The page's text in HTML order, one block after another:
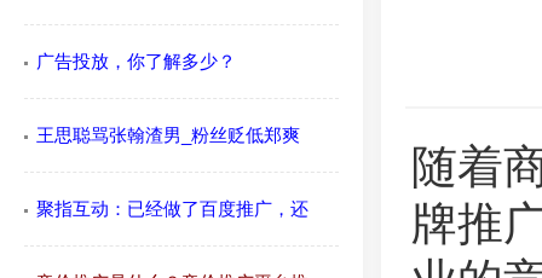
广告投放，你了解多少？
王思聪骂张翰渣男_粉丝贬低郑爽
聚指互动：已经做了百度推广，还
随着
牌推